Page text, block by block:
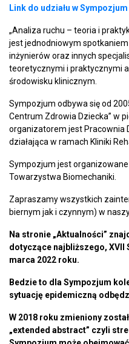
Link do udziału w Sympozjum
„Analiza ruchu – teoria i
jest jednodniowym
inżynierów oraz innych
teoretycznymi i praktycznymi
środowisku klinicznym.
Sympozjum odbywa się od
Centrum Zdrowia Dziecka” w
organizatorem jest Pracownia
działająca w ramach Kliniki
Sympozjum jest
Towarzystwa Biomechaniki.
Zapraszamy wszystkich
biernym jak i czynnym) w
Na stronie „Aktualności”
dotyczące najbliższego,
marca 2022 roku.
Bedzie to dla Sympozjum
sytuację epidemiczną
W 2018 roku zmieniony
„extended abstract” czyli